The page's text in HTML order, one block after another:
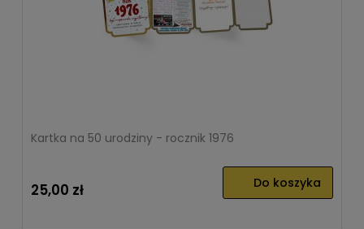
Kartka na 50 urodziny - rocznik 1976
25,00 zł Do koszyka